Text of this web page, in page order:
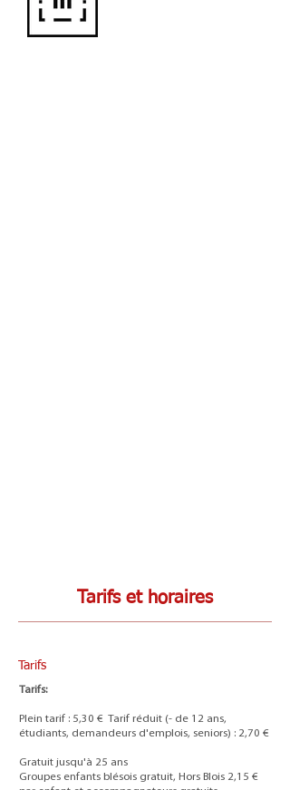
Tarifs et horaires
Tarifs
Tarifs:
Plein tarif : 5,30 € Tarif réduit (- de 12 ans,
étudiants, demandeurs d'emplois, seniors) : 2,70 €
Gratuit jusqu'à 25 ans
Groupes enfants blésois gratuit, Hors Blois 2,15 €